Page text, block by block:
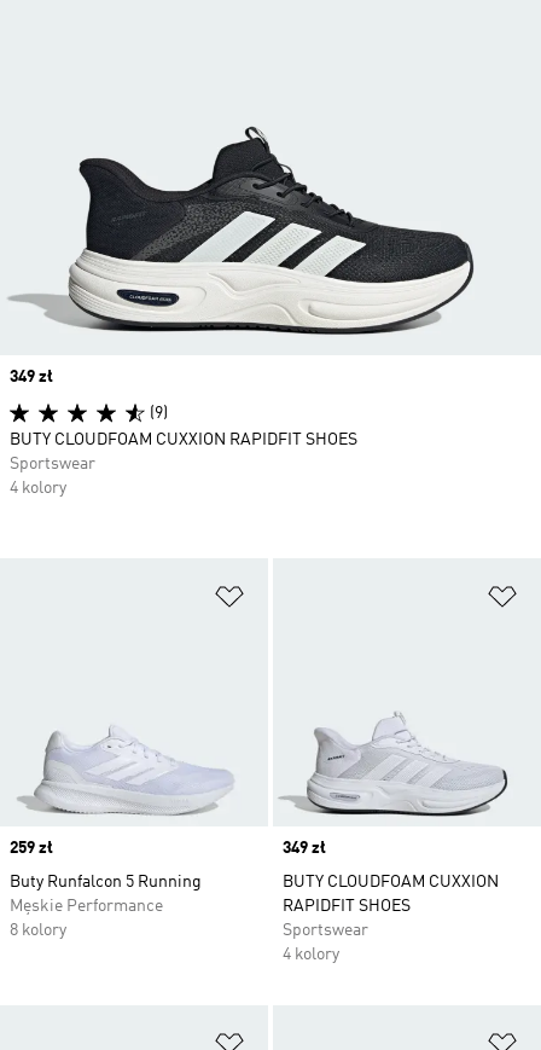
Price
259 zł
Buty Runfalcon 5 Running
Męskie Performance
8 kolory
Price
349 zł
BUTY CLOUDFOAM CUXXION
RAPIDFIT SHOES
Sportswear
4 kolory
Price
349 zł
(9)
BUTY CLOUDFOAM CUXXION RAPIDFIT SHOES
Sportswear
4 kolory